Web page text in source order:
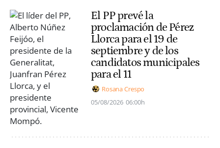
El PP prevé la
proclamación de Pérez
Llorca para el 19 de
septiembre y de los
candidatos municipales
para el 11
Rosana Crespo
05/08/2026 06:00h